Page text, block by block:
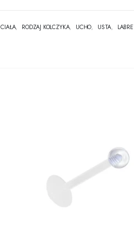
, RODZAJ KOLCZYKA, UCHO, USTA,